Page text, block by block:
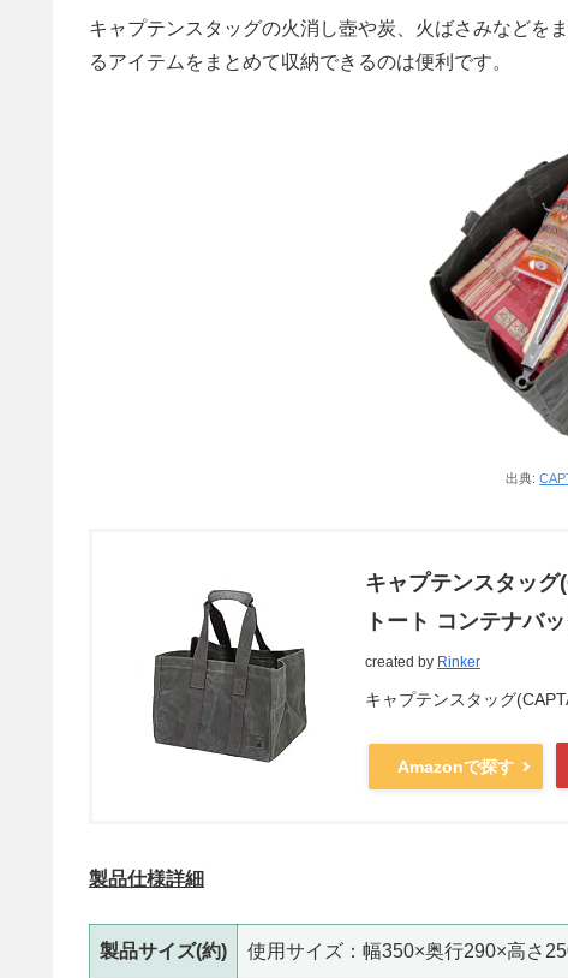
キャプテンスタッグの火消し壺や炭、火ばさみなどを
るアイテムをまとめて収納できるのは便利です。
出典:
キャプテンスタッ
トート コンテナバ
created by Rinker
キャプテンスタッグ
Amazonで探す
製品仕様詳細
製品サイズ(約) 使用サイズ：幅350×奥行290×高さ